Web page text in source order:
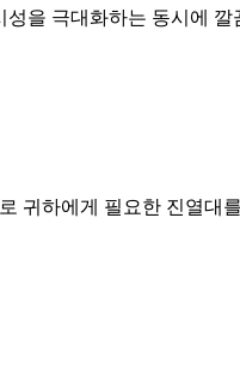
을 극대화하는 동시에
귀하에게 필요한 진열대